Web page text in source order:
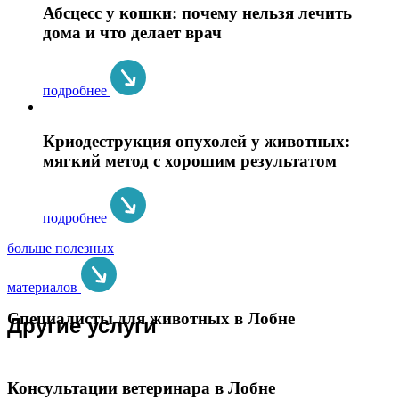
Абсцесс у кошки: почему нельзя лечить
дома и что делает врач
подробнее
Криодеструкция опухолей у животных:
мягкий метод с хорошим результатом
подробнее
больше полезных
материалов
Другие услуги
Специалисты для животных в Лобне
Консультации ветеринара в Лобне